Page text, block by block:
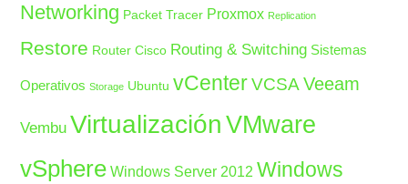
Networking Packet Tracer Proxmox Replication
Restore Router Cisco Routing & Switching Sistemas
Operativos Storage Ubuntu vCenter VCSA Veeam
Vembu Virtualización VMware
vSphere Windows Server 2012 Windows